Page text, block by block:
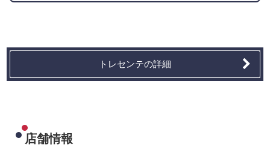
トレセンテの詳細
店舗情報